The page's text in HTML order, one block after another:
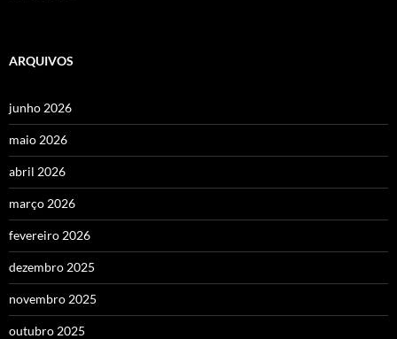
ARQUIVOS
junho 2026
maio 2026
abril 2026
março 2026
fevereiro 2026
dezembro 2025
novembro 2025
outubro 2025